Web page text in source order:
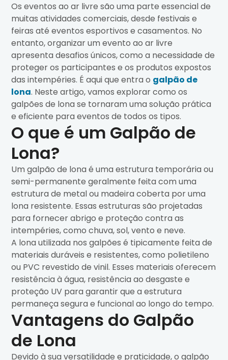
Os eventos ao ar livre são uma parte essencial de
muitas atividades comerciais, desde festivais e
feiras até eventos esportivos e casamentos. No
entanto, organizar um evento ao ar livre
apresenta desafios únicos, como a necessidade de
proteger os participantes e os produtos expostos
das intempéries. É aqui que entra o galpão de
lona. Neste artigo, vamos explorar como os
galpões de lona se tornaram uma solução prática
e eficiente para eventos de todos os tipos.
O que é um Galpão de
Lona?
Um galpão de lona é uma estrutura temporária ou
semi-permanente geralmente feita com uma
estrutura de metal ou madeira coberta por uma
lona resistente. Essas estruturas são projetadas
para fornecer abrigo e proteção contra as
intempéries, como chuva, sol, vento e neve.
A lona utilizada nos galpões é tipicamente feita de
materiais duráveis e resistentes, como polietileno
ou PVC revestido de vinil. Esses materiais oferecem
resistência à água, resistência ao desgaste e
proteção UV para garantir que a estrutura
permaneça segura e funcional ao longo do tempo.
Vantagens do Galpão
de Lona
Devido à sua versatilidade e praticidade, o galpão